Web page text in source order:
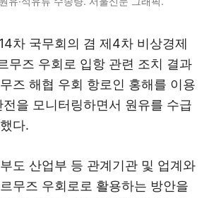
차 국무회의 겸 제4차 비상경제
무즈 우회로 입항 관련 조치 결과
즈 해협 우회 항로인 홍해를 이용
을 모니터링하면서 원유를 수급
다.
도 산업부 등 관계기관 및 업계와
무즈 우회로로 활용하는 방안을